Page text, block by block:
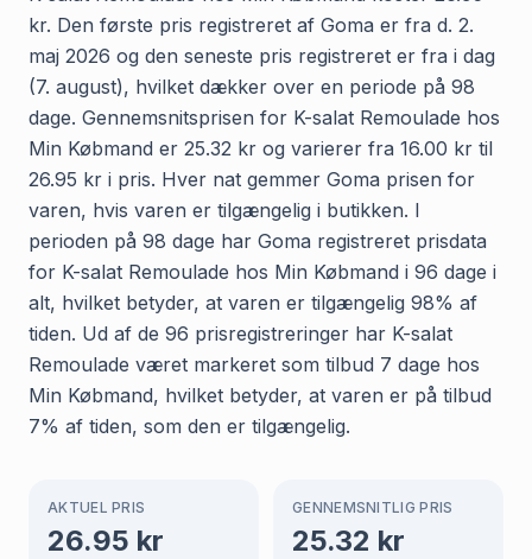
kr. Den første pris registreret af Goma er fra d. 2.
maj 2026 og den seneste pris registreret er fra i dag
(7. august), hvilket dækker over en periode på 98
dage. Gennemsnitsprisen for K-salat Remoulade hos
Min Købmand er 25.32 kr og varierer fra 16.00 kr til
26.95 kr i pris. Hver nat gemmer Goma prisen for
varen, hvis varen er tilgængelig i butikken. I
perioden på 98 dage har Goma registreret prisdata
for K-salat Remoulade hos Min Købmand i 96 dage i
alt, hvilket betyder, at varen er tilgængelig 98% af
tiden. Ud af de 96 prisregistreringer har K-salat
Remoulade været markeret som tilbud 7 dage hos
Min Købmand, hvilket betyder, at varen er på tilbud
7% af tiden, som den er tilgængelig.
AKTUEL PRIS
26.95 kr
GENNEMSNITLIG PRIS
25.32 kr